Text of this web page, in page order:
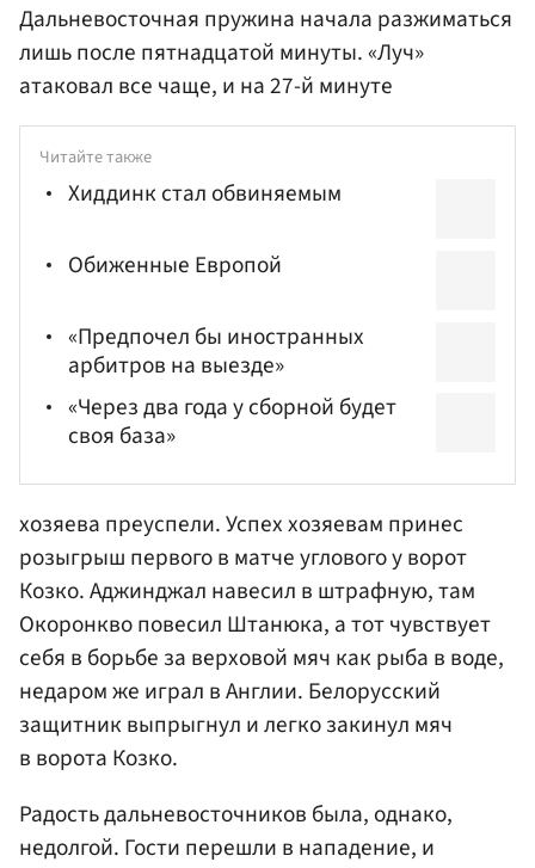
Дальневосточная пружина начала разжиматься
лишь после пятнадцатой минуты. «Луч»
атаковал все чаще, и на 27-й минуте
Читайте также
Хиддинк стал обвиняемым
Обиженные Европой
«Предпочел бы иностранных
арбитров на выезде»
«Через два года у сборной будет
своя база»
хозяева преуспели. Успех хозяевам принес
розыгрыш первого в матче углового у ворот
Козко. Аджинджал навесил в штрафную, там
Окоронкво повесил Штанюка, а тот чувствует
себя в борьбе за верховой мяч как рыба в воде,
недаром же играл в Англии. Белорусский
защитник выпрыгнул и легко закинул мяч
в ворота Козко.
Радость дальневосточников была, однако,
недолгой. Гости перешли в нападение, и